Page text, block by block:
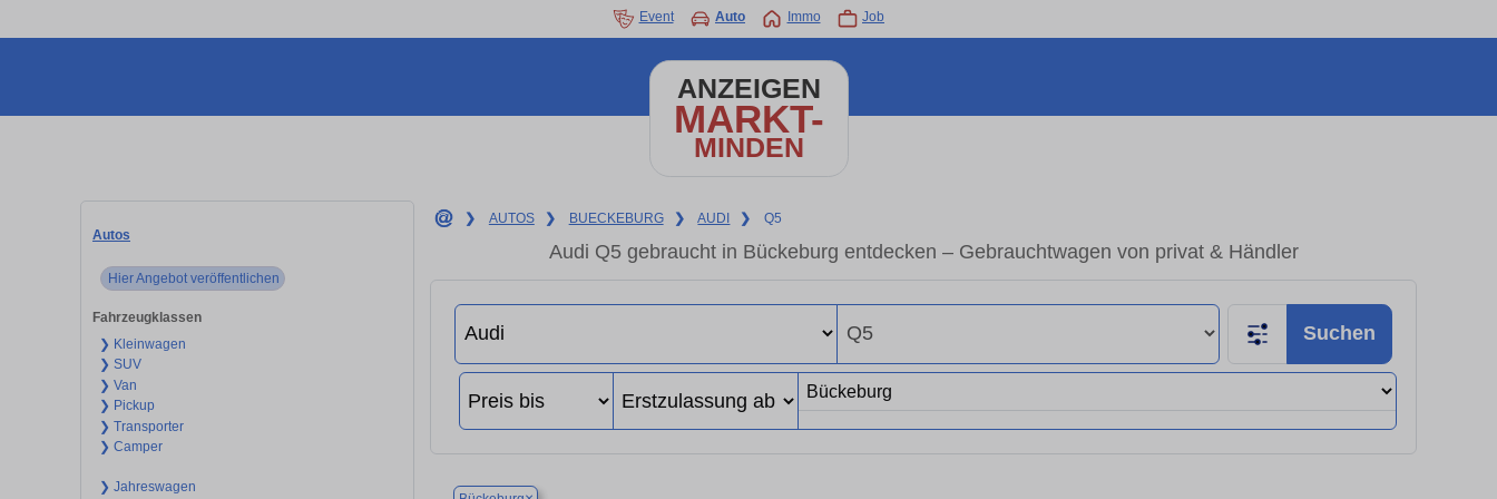
Event Auto Immo Job
ANZEIGEN
MARKT-
MINDEN
Autos
Hier Angebot veröffentlichen
Fahrzeugklassen
❯ Kleinwagen
❯ SUV
❯ Van
❯ Pickup
❯ Transporter
❯ Camper
❯ Jahreswagen
❯ AUTOS ❯ BUECKEBURG ❯ AUDI ❯ Q5
Audi Q5 gebraucht in Bückeburg entdecken – Gebrauchtwagen von privat & Händler
Suchen